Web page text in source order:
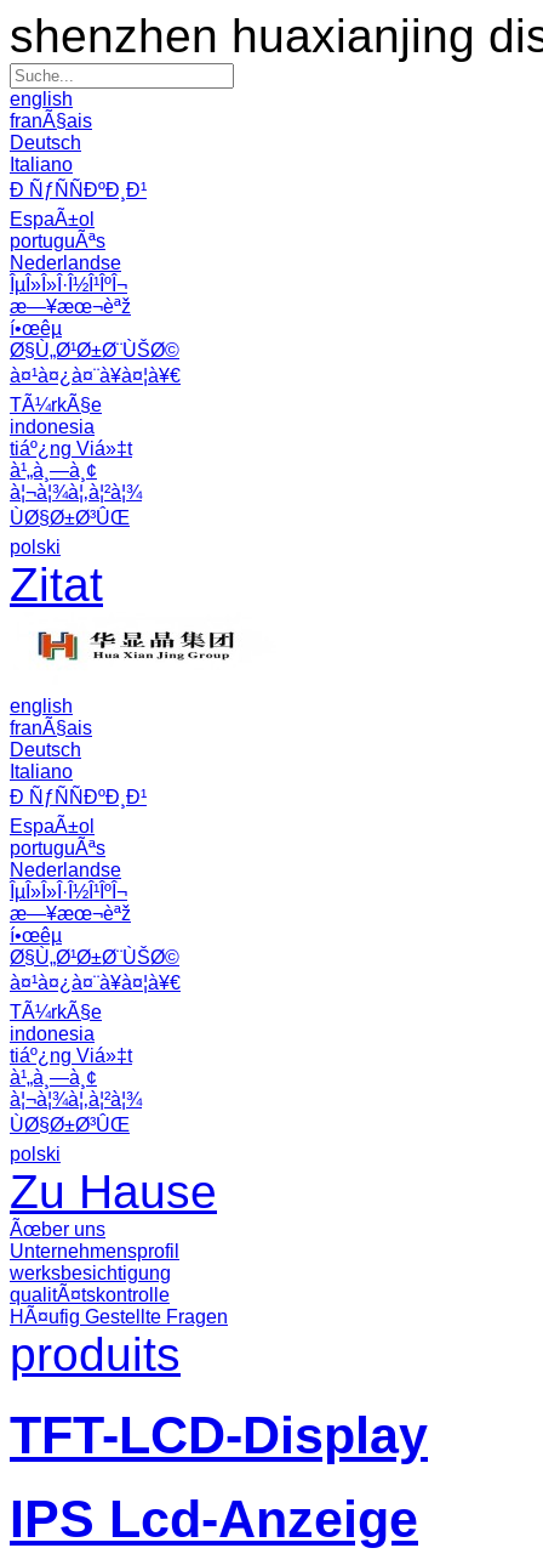
shenzhen huaxianjing
english
franÃ§ais
Deutsch
Italiano
Ð ÑƒÑÑÐºÐ¸Ð¹
EspaÃ±ol
portuguÃªs
Nederlandse
ÎµÎ»Î»Î·Î½Î¹ÎºÎ¬
æ—¥æœ¬èªž
í•œêµ­
Ø§Ù„Ø¹Ø±Ø¨ÙŠØ©
à¤¹à¤¿à¤¨à¥à¤¦à¥€
TÃ¼rkÃ§e
indonesia
tiáº¿ng Viá»‡t
à¹„à¸—à¸¢
à¦¬à¦¾à¦‚à¦²à¦¾
ÙØ§Ø±Ø³ÛŒ
polski
Zitat
english
franÃ§ais
Deutsch
Italiano
Ð ÑƒÑÑÐºÐ¸Ð¹
EspaÃ±ol
portuguÃªs
Nederlandse
ÎµÎ»Î»Î·Î½Î¹ÎºÎ¬
æ—¥æœ¬èªž
í•œêµ­
Ø§Ù„Ø¹Ø±Ø¨ÙŠØ©
à¤¹à¤¿à¤¨à¥à¤¦à¥€
TÃ¼rkÃ§e
indonesia
tiáº¿ng Viá»‡t
à¹„à¸—à¸¢
à¦¬à¦¾à¦‚à¦²à¦¾
ÙØ§Ø±Ø³ÛŒ
polski
Zu Hause
Ãœber uns
Unternehmensprofil
werksbesichtigung
qualitÃ¤tskontrolle
HÃ¤ufig Gestellte Fragen
produits
TFT-LCD-Display
IPS Lcd-Anzeige